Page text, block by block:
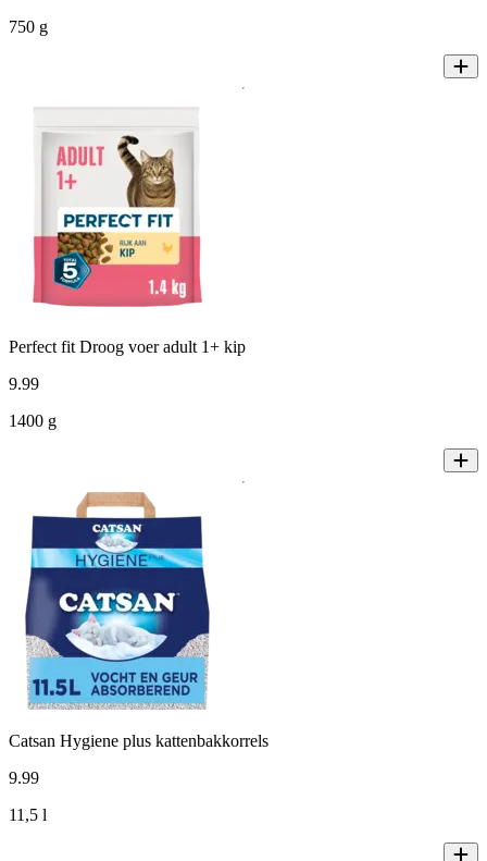
750 g
Perfect fit Droog voer adult 1+ kip
9.99
1400 g
Catsan Hygiene plus kattenbakkorrels
9.99
11,5 l